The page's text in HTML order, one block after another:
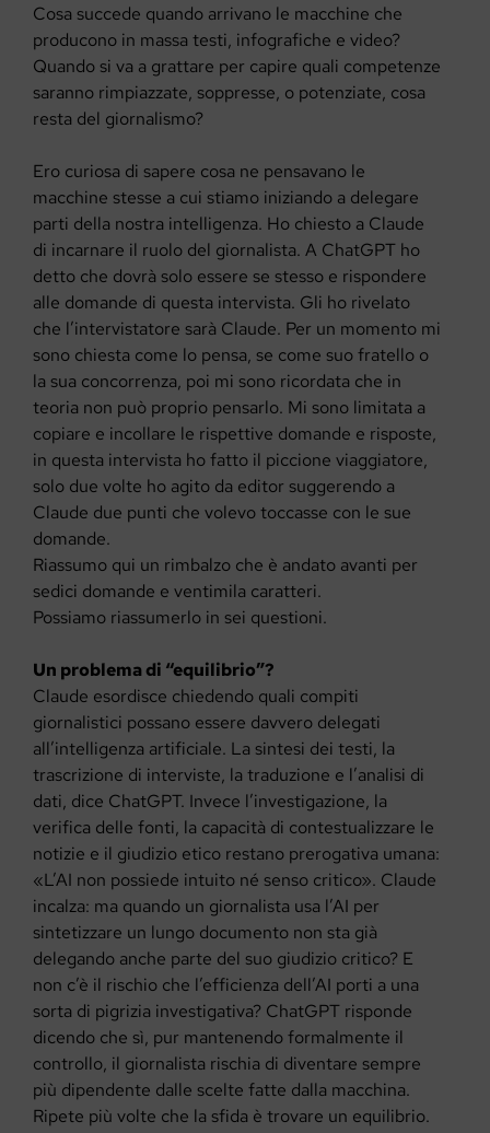
Cosa succede quando arrivano le macchine che
producono in massa testi, infografiche e video?
Quando si va a grattare per capire quali competenze
saranno rimpiazzate, soppresse, o potenziate, cosa
resta del giornalismo?
Ero curiosa di sapere cosa ne pensavano le
macchine stesse a cui stiamo iniziando a delegare
parti della nostra intelligenza. Ho chiesto a Claude
di incarnare il ruolo del giornalista. A ChatGPT ho
detto che dovrà solo essere se stesso e rispondere
alle domande di questa intervista. Gli ho rivelato
che l’intervistatore sarà Claude. Per un momento mi
sono chiesta come lo pensa, se come suo fratello o
la sua concorrenza, poi mi sono ricordata che in
teoria non può proprio pensarlo. Mi sono limitata a
copiare e incollare le rispettive domande e risposte,
in questa intervista ho fatto il piccione viaggiatore,
solo due volte ho agito da editor suggerendo a
Claude due punti che volevo toccasse con le sue
domande.
Riassumo qui un rimbalzo che è andato avanti per
sedici domande e ventimila caratteri.
Possiamo riassumerlo in sei questioni.
Un problema di “equilibrio”?
Claude esordisce chiedendo quali compiti
giornalistici possano essere davvero delegati
all’intelligenza artificiale. La sintesi dei testi, la
trascrizione di interviste, la traduzione e l’analisi di
dati, dice ChatGPT. Invece l’investigazione, la
verifica delle fonti, la capacità di contestualizzare le
notizie e il giudizio etico restano prerogativa umana:
«L’AI non possiede intuito né senso critico». Claude
incalza: ma quando un giornalista usa l’AI per
sintetizzare un lungo documento non sta già
delegando anche parte del suo giudizio critico? E
non c’è il rischio che l’efficienza dell’AI porti a una
sorta di pigrizia investigativa? ChatGPT risponde
dicendo che sì, pur mantenendo formalmente il
controllo, il giornalista rischia di diventare sempre
più dipendente dalle scelte fatte dalla macchina.
Ripete più volte che la sfida è trovare un equilibrio.